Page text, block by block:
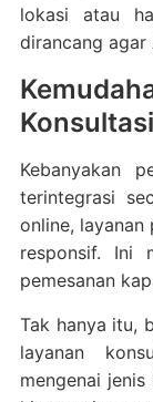
lokasi atau
dirancang agar
Konsultasi
Kebanyakan
terintegrasi
online, layanan
responsif. Ini
pemesanan
Tak hanya itu,
layanan
mengenai